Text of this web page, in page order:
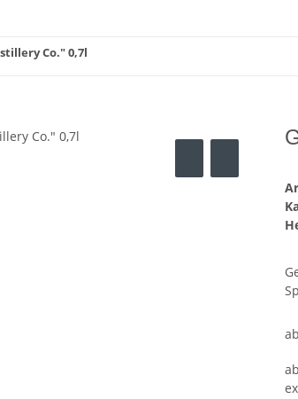
Co." 0,7l
ab
ab